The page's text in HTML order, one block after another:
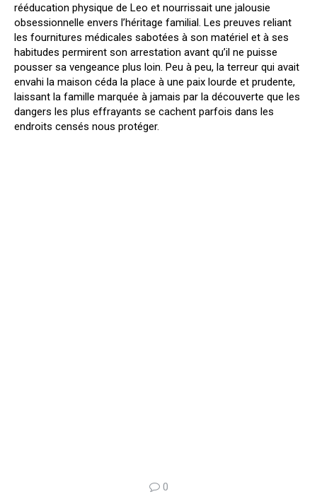
rééducation physique de Leo et nourrissait une jalousie
obsessionnelle envers l’héritage familial. Les preuves reliant
les fournitures médicales sabotées à son matériel et à ses
habitudes permirent son arrestation avant qu’il ne puisse
pousser sa vengeance plus loin. Peu à peu, la terreur qui avait
envahi la maison céda la place à une paix lourde et prudente,
laissant la famille marquée à jamais par la découverte que les
dangers les plus effrayants se cachent parfois dans les
endroits censés nous protéger.
0